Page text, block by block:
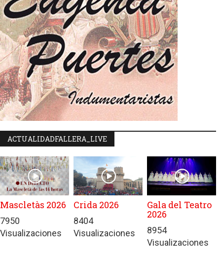
ACTUALIDADFALLERA_LIVE
Mascletàs 2026
7950
Visualizaciones
Crida 2026
8404
Visualizaciones
Gala del Teatro
2026
8954
Visualizaciones